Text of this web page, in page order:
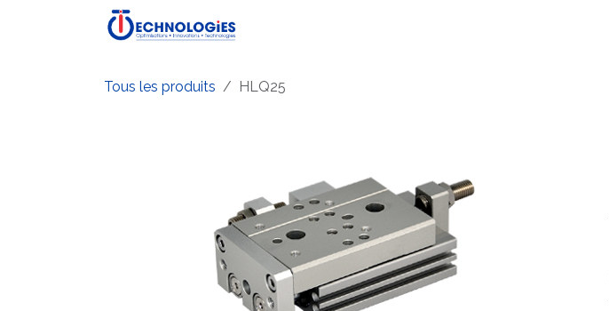
Se rendre au contenu
Tous les produits HLQ25